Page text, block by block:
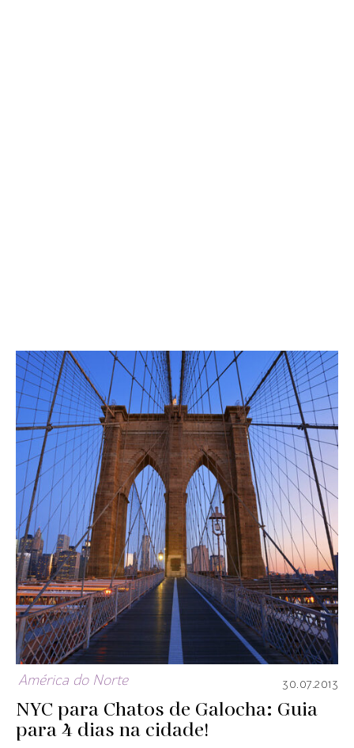
América do Norte 30.07.2013
NYC para Chatos de Galocha: Guia
para 4 dias na cidade!